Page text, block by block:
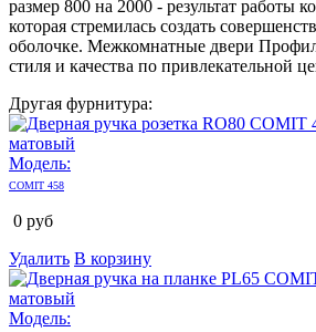
размер 800 на 2000 - результат работы
которая стремилась создать
оболочке. Межкомнатные двери
стиля и качества по привлекательной
Другая фурнитура:
Модель:
COMIT 458
0 руб
Удалить В корзину
Модель: